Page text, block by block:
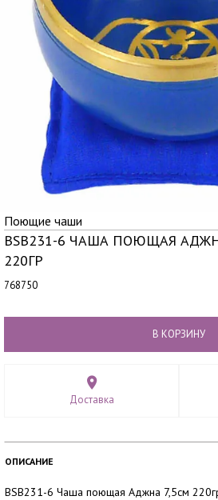
Поющие чаши
BSB231-6 ЧАША ПОЮЩАЯ
220ГР
768750
В КОРЗИНУ
Доставка
ОПИСАНИЕ
BSB231-6 Чаша поющая Аджна 7,5см